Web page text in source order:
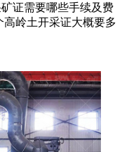
证需要哪些手续及费
高岭土开采证大概要多